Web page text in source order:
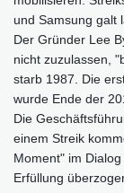
und Samsung galt
Der Gründer Lee
nicht zuzulassen,
starb 1987. Die
wurde Ende der
Die
einem Streik
Moment" im
Erfüllung